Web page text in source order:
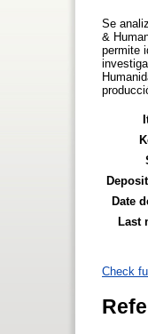
Se
&
permite
Date
Last
Check